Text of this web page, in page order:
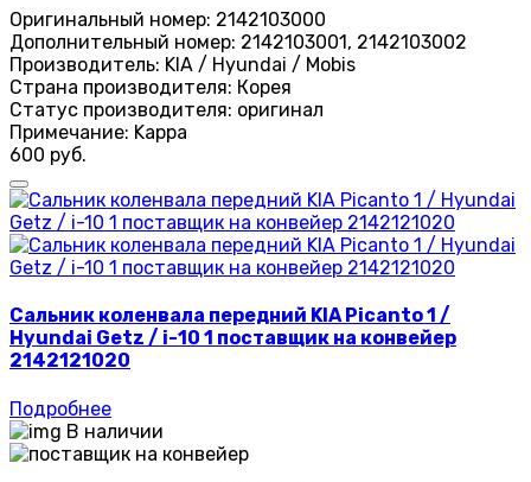
Оригинальный номер: 2142103000
Дополнительный номер: 2142103001, 2142103002
Производитель: KIA / Hyundai / Mobis
Страна производителя: Корея
Статус производителя: оригинал
Примечание: Kappa
600 руб.
Сальник коленвала передний KIA Picanto 1 /
Hyundai Getz / i-10 1 поставщик на конвейер
2142121020
Подробнее
В наличии